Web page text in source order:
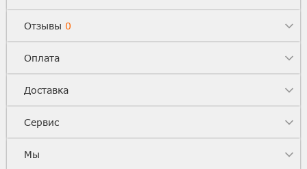
Отзывы 0
Оплата
Доставка
Сервис
Мы